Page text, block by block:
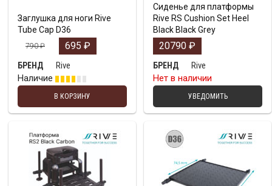
Заглушка для ноги Rive
Tube Cap D36
790₽ 695 ₽
БРЕНД
Rive
Наличие
В КОРЗИНУ
Сиденье для платформы
Rive RS Cushion Set Heel
Black Black Grey
20790 ₽
БРЕНД
Rive
Нет в наличии
УВЕДОМИТЬ